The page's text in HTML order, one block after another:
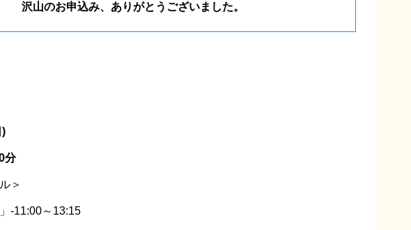
沢山のお申込み、ありがとうございました。
)
分
＞
-11:00～13:15